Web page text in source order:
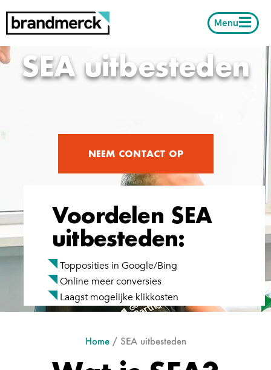
Menu
SEA uitbesteden
NEEM CONTACT OP
Voordelen SEA
uitbesteden:
Topposities in Google/Bing
Online meer conversies
Laagst mogelijke klikkosten
Home/ SEA uitbesteden